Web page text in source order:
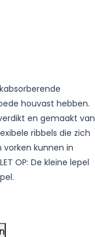
houvast hebben.
en gemaakt van
ribbels die zich
vorken kunnen in
OP: De kleine lepel